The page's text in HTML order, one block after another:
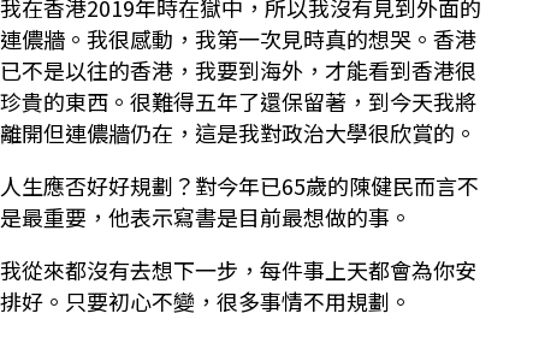
我在香港2019年時在獄中，所以我沒有見到外面的
連儂牆。我很感動，我第一次見時真的想哭。香港
已不是以往的香港，我要到海外，才能看到香港很
珍貴的東西。很難得五年了還保留著，到今天我將
離開但連儂牆仍在，這是我對政治大學很欣賞的。
人生應否好好規劃？對今年已65歲的陳健民而言不
是最重要，他表示寫書是目前最想做的事。
我從來都沒有去想下一步，每件事上天都會為你安
排好。只要初心不變，很多事情不用規劃。